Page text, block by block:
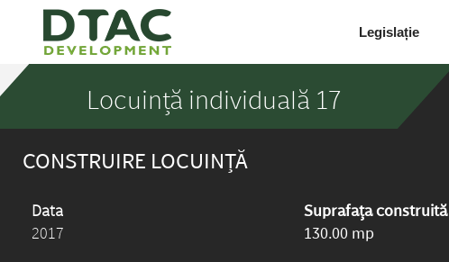
Legislație
Locuință individuală 17
CONSTRUIRE LOCUINȚĂ
Data
2017
Suprafața construită
130.00 mp